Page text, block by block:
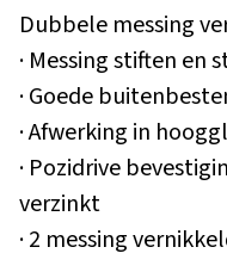
Dubbele messing
· Messing stiften en
· Goede
· Afwerking in
· Pozidrive
verzinkt
· 2 messing